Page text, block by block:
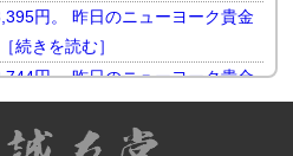
円。 昨日のニューヨーク貴金
続きを読む］
円。 昨日のニューヨーク貴金
続きを読む］
円。 昨日のニューヨーク貴金